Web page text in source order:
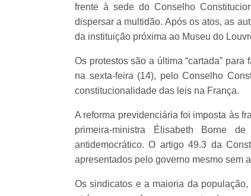
frente à sede do Conselho
dispersar a multidão. Após os atos, as
da instituição próxima ao Museu do
Os protestos são a última “cartada”
na sexta-feira (14), pelo Conselho
constitucionalidade das leis na França.
A reforma previdenciária foi imposta às
primeira-ministra Élisabeth Borne
antidemocrático. O artigo 49.3 da
apresentados pelo governo mesmo sem
Os sindicatos e a maioria da